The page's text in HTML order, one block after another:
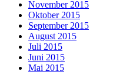
November 2015
Oktober 2015
September 2015
August 2015
Juli 2015
Juni 2015
Mai 2015